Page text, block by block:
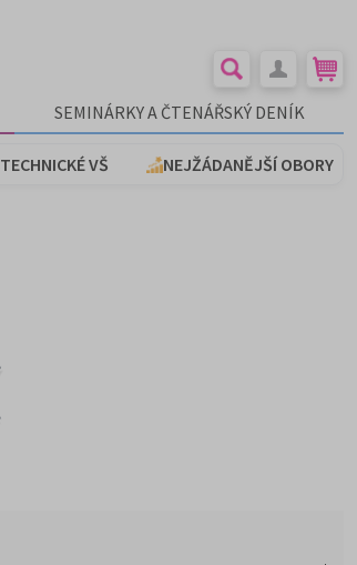
SEMINÁRKY A ČTENÁŘSKÝ DENÍK
TECHNICKÉ VŠ NEJŽÁDANĚJŠÍ OBORY